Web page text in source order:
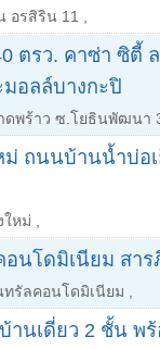
อรสิริน 11
ตรว. คาซ่า ซิตี้
อลล์บางกะปิ
ดพร้าว ซ.โยธินพัฒนา
ม่ ถนนบ้านน้ำบ่อ
ใหม่
นโดมิเนียม สาร
ทรัลคอนโดมิเนียม
านเดี่ยว 2 ชั้น พ